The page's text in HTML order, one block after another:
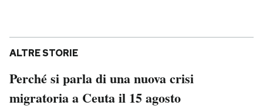
ALTRE STORIE
Perché si parla di una nuova crisi
migratoria a Ceuta il 15 agosto